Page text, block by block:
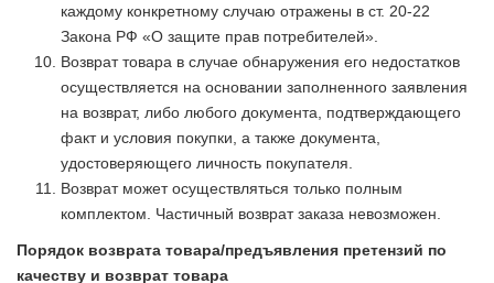
каждому конкретному случаю отражены в ст. 20-22
Закона РФ «О защите прав потребителей».
Возврат товара в случае обнаружения его недостатков
осуществляется на основании заполненного заявления
на возврат, либо любого документа, подтверждающего
факт и условия покупки, а также документа,
удостоверяющего личность покупателя.
Возврат может осуществляться только полным
комплектом. Частичный возврат заказа невозможен.
Порядок возврата товара/предъявления претензий по
качеству и возврат товара